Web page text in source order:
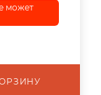
может